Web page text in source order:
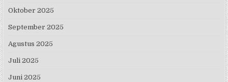
Oktober 2025
September 2025
Agustus 2025
Juli 2025
Juni 2025